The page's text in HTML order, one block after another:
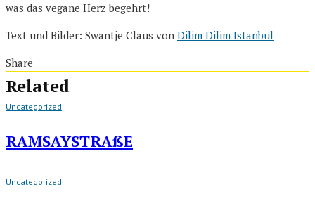
was das vegane Herz begehrt!
Text und Bilder: Swantje Claus von Dilim Dilim Istanbul
Share
Related
Uncategorized
RAMSAYSTRAßE
Uncategorized